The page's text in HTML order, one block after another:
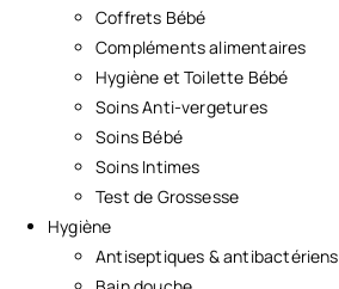
Coffrets Bébé
Compléments alimentaires
Hygiène et Toilette Bébé
Soins Anti-vergetures
Soins Bébé
Soins Intimes
Test de Grossesse
Hygiène
Antiseptiques & antibactériens